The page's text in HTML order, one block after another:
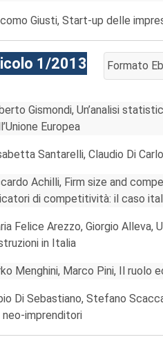
Giusti, Start-up delle
1/2013 Formato
AGGIUNGI
Gismondi, Un’analisi
Europea
Santarelli, Claudio Di
Achilli, Firm size and
di competitività: il caso
Felice Arezzo, Giorgio Alleva,
in Italia
Menghini, Marco Pini, Il
Di Sebastiano, Stefano
neo-imprenditori